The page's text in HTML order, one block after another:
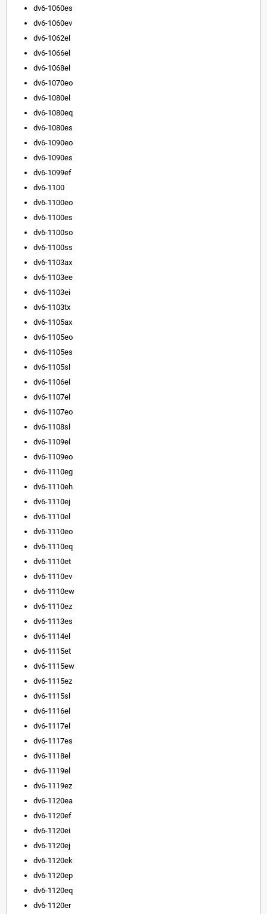
dv6-1060es
dv6-1060ev
dv6-1062el
dv6-1066el
dv6-1068el
dv6-1070eo
dv6-1080el
dv6-1080eq
dv6-1080es
dv6-1090eo
dv6-1090es
dv6-1099ef
dv6-1100
dv6-1100eo
dv6-1100es
dv6-1100so
dv6-1100ss
dv6-1103ax
dv6-1103ee
dv6-1103ei
dv6-1103tx
dv6-1105ax
dv6-1105eo
dv6-1105es
dv6-1105sl
dv6-1106el
dv6-1107el
dv6-1107eo
dv6-1108sl
dv6-1109el
dv6-1109eo
dv6-1110eg
dv6-1110eh
dv6-1110ej
dv6-1110el
dv6-1110eo
dv6-1110eq
dv6-1110et
dv6-1110ev
dv6-1110ew
dv6-1110ez
dv6-1113es
dv6-1114el
dv6-1115et
dv6-1115ew
dv6-1115ez
dv6-1115sl
dv6-1116el
dv6-1117el
dv6-1117es
dv6-1118el
dv6-1119el
dv6-1119ez
dv6-1120ea
dv6-1120ef
dv6-1120ei
dv6-1120ej
dv6-1120ek
dv6-1120ep
dv6-1120eq
dv6-1120er